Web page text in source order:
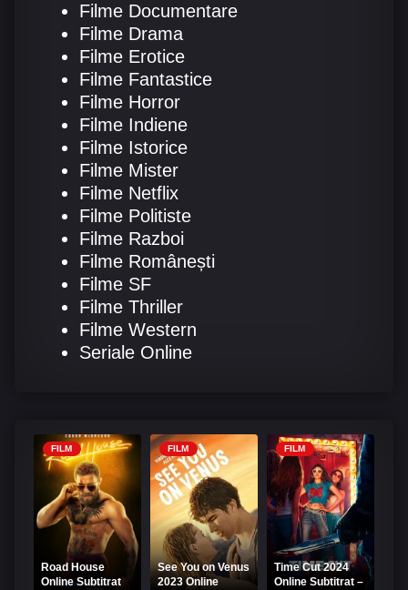
Filme Documentare
Filme Drama
Filme Erotice
Filme Fantastice
Filme Horror
Filme Indiene
Filme Istorice
Filme Mister
Filme Netflix
Filme Politiste
Filme Razboi
Filme Românești
Filme SF
Filme Thriller
Filme Western
Seriale Online
FILM
Road House
Online Subtitrat
FILM
See You on Venus
2023 Online
FILM
Time Cut 2024
Online Subtitrat –